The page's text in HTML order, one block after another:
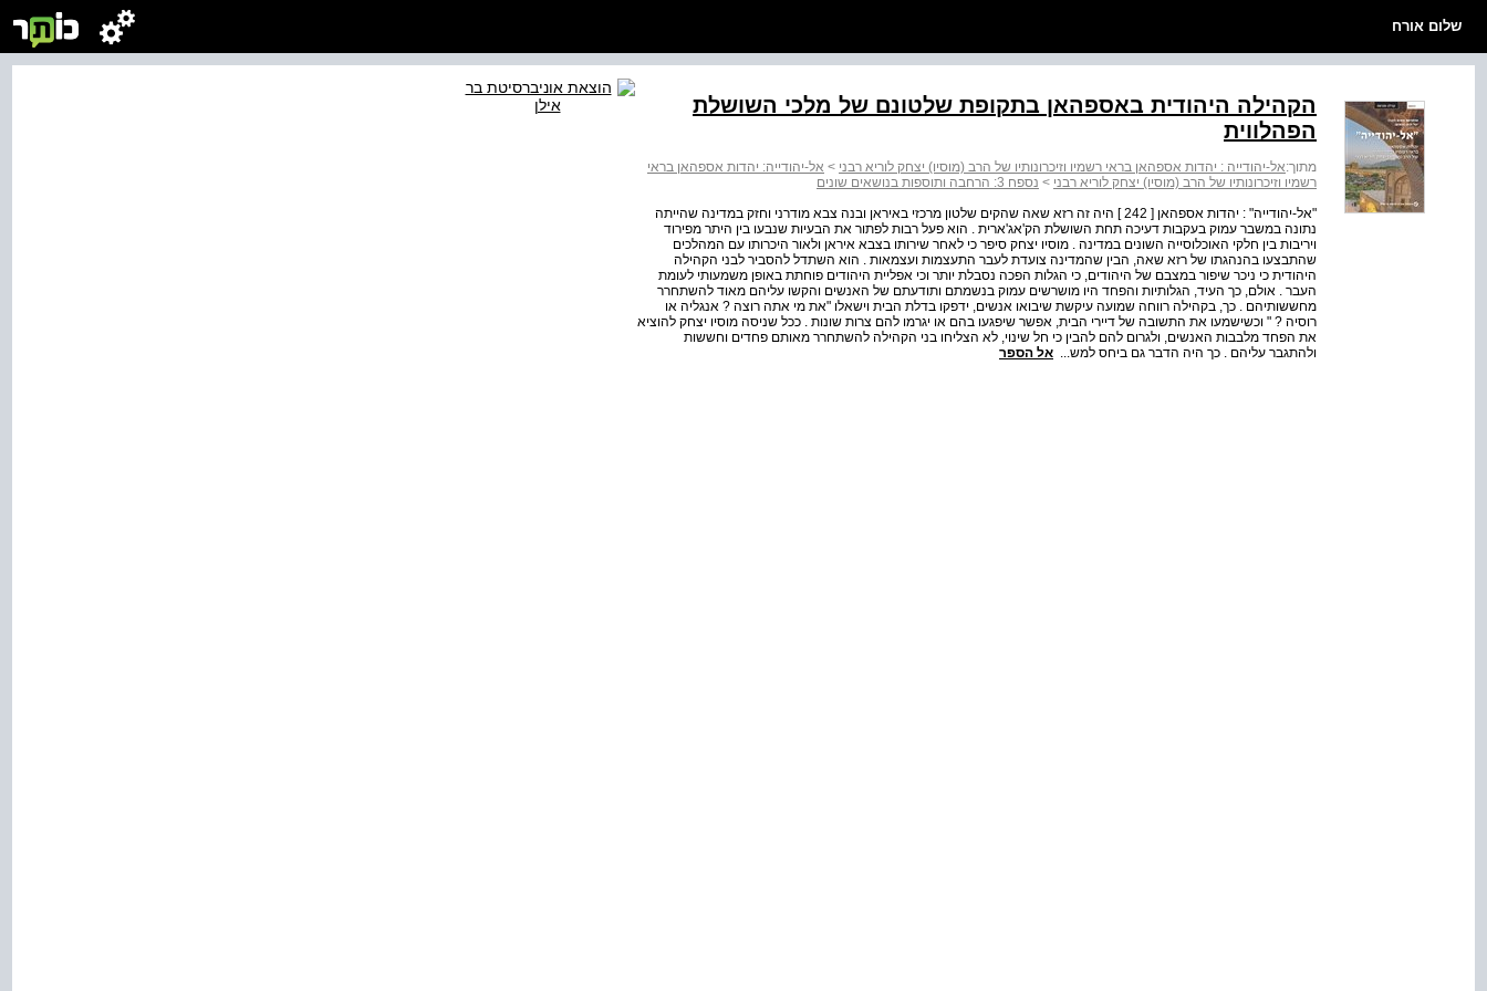
שלום אורח
הקהילה היהודית באספהאן בתקופת שלטונם של מלכי השושלת
הפהלווית
מתוך:אל-יהודייה : יהדות אספהאן בראי רשמיו וזיכרונותיו של הרב (מוסיו) יצחק לוריא רבני > אל-יהודייה: יהדות אספהאן בראי
רשמיו וזיכרונותיו של הרב (מוסיו) יצחק לוריא רבני > נספח 3: הרחבה ותוספות בנושאים שונים
"אל-יהודייה" : יהדות אספהאן [ 242 ] היה זה רזא שאה שהקים שלטון מרכזי באיראן ובנה צבא מודרני וחזק במדינה שהייתה
נתונה במשבר עמוק בעקבות דעיכה תחת השושלת הק'אג'ארית . הוא פעל רבות לפתור את הבעיות שנבעו בין היתר מפירוד
ויריבות בין חלקי האוכלוסייה השונים במדינה . מוסיו יצחק סיפר כי לאחר שירותו בצבא איראן ולאור היכרותו עם המהלכים
שהתבצעו בהנהגתו של רזא שאה, הבין שהמדינה צועדת לעבר התעצמות ועצמאות . הוא השתדל להסביר לבני הקהילה
היהודית כי ניכר שיפור במצבם של היהודים, כי הגלות הפכה נסבלת יותר וכי אפליית היהודים פוחתת באופן משמעותי לעומת
העבר . אולם, כך העיד, הגלותיות והפחד היו מושרשים עמוק בנשמתם ותודעתם של האנשים והקשו עליהם מאוד להשתחרר
מחששותיהם . כך, בקהילה רווחה שמועה עיקשת שיבואו אנשים, ידפקו בדלת הבית וישאלו "את מי אתה רוצה ? אנגליה או
רוסיה ? " וכשישמעו את התשובה של דיירי הבית, אפשר שיפגעו בהם או יגרמו להם צרות שונות . ככל שניסה מוסיו יצחק להוציא
את הפחד מלבבות האנשים, ולגרום להם להבין כי חל שינוי, לא הצליחו בני הקהילה להשתחרר מאותם פחדים וחששות
ולהתגבר עליהם . כך היה הדבר גם ביחס למש... אל הספר